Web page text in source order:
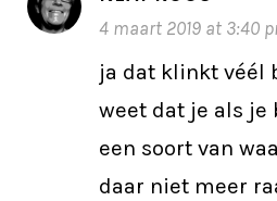
4 maart 2019 at 3:40
ja dat klinkt véél
weet dat je als je
een soort van
daar niet meer